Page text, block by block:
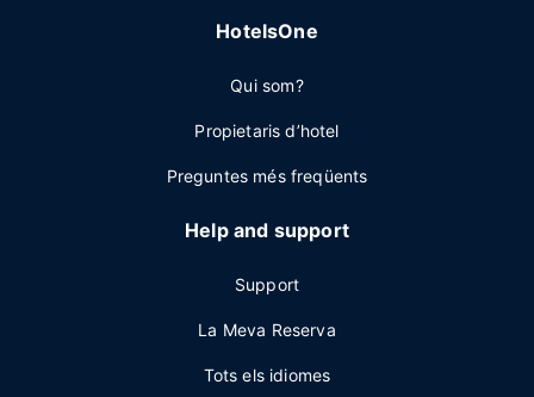
HotelsOne
Qui som?
Propietaris d’hotel
Preguntes més freqüents
Help and support
Support
La Meva Reserva
Tots els idiomes